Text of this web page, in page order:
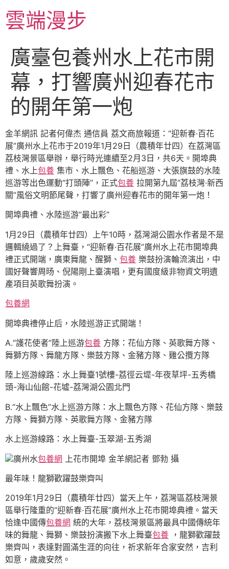
至雲端漫步
廣臺包養州水上花市開
幕，打響廣州迎春花市
的開年第一炮
金羊網訊 記者何偉杰 通信員 荔文商旅報道：“迎新春·百花
展”廣州水上花市于2019年1月29日（農積年廿四）在荔灣區
荔枝灣景區舉辦，舉行時光連續至2月3日，共6天。開埠典
禮、水上包養 集市、水上飄色、花船巡游、大張旗鼓的水陸
巡游等出色運動“打頭陣”，正式包養 拉開第九屆“荔枝灣·新西
關”風俗文明節尾聲，打響了廣州迎春花市的開年第一炮！
開埠典禮、水陸巡游“最出彩”
1月29日（農積年廿四）上午10時，荔灣湖公園水作者是不是
邏輯繞過了？上舞臺，“迎新春·百花展”廣州水上花市開埠典
禮正式開端，廣東舞龍、醒獅、 包養 樂鼓扮演輪流演出，中
國好聲響周旸、倪陽剛上臺演唱，更有國度級非物資文明遺
產項目英歌舞扮演。
包養網
開埠典禮停止后，水陸巡游正式開端！
A.“護花使者”陸上巡游包養 方隊：花仙方隊、英歌舞方隊、
舞獅方隊、舞龍方隊、樂鼓方隊、金豬方隊、雞公攬方隊
陸上巡游線路：水上舞臺1號樓-荔徑云堤-年夜草坪-五秀橋
頭-海山仙館-花墟-荔灣湖公園北門
B.“水上飄色”水上巡游方隊：水上飄色方隊、花仙方隊、樂鼓
方隊、舞獅方隊、英歌舞方隊、金豬方隊
水上巡游線路：水上舞臺-玉翠湖-五秀湖
廣州水包養網 上花市開埠 金羊網記者 鄧勃 攝
最年味！龍獅歡躍鼓樂齊叫
2019年1月29日（農積年廿四）當天上午，荔灣區荔枝灣景
區舉行隆重的“迎新春·百花展”廣州水上花市開埠典禮。當天
恰逢中國傳包養網 統的大年，荔枝灣景區將最具中國傳統年
味的舞龍、舞獅、樂鼓扮演搬下水上舞臺包養 ，龍獅歡躍鼓
樂齊叫，表達對圓滿生涯的向往，祈求新年合家安然，吉利
如意，歲歲安然。